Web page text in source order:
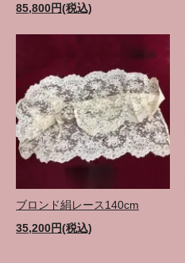
85,800円(税込)
ブロンド絹レース140cm
35,200円(税込)